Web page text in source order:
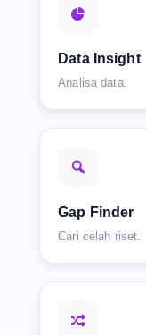
Data Insight
Analisa data.
Gap Finder
Cari celah riset.